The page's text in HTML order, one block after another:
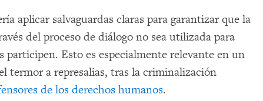
aplicar salvaguardas claras para garantizar que la
del proceso de diálogo no sea utilizada para
participen. Esto es especialmente relevante en un
termor a represalias, tras la criminalización
de los derechos humanos.